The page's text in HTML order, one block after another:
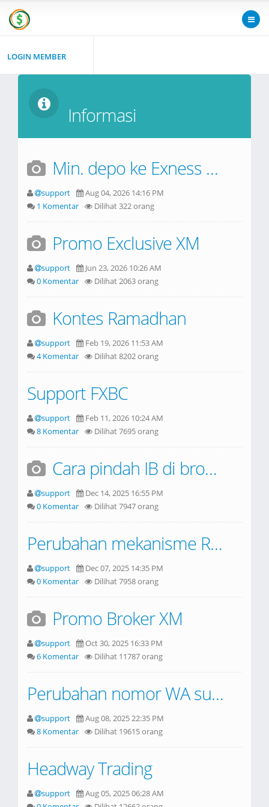
LOGIN MEMBER
Informasi
Min. depo ke Exness bukan $50, apalagi $100 !
support
Aug 04, 2026 14:16 PM
1 Komentar
Dilihat 322 orang
Promo Exclusive XM
support
Jun 23, 2026 10:26 AM
0 Komentar
Dilihat 2063 orang
Kontes Ramadhan
support
Feb 19, 2026 11:53 AM
4 Komentar
Dilihat 8202 orang
Support FXBC
support
Feb 11, 2026 10:24 AM
8 Komentar
Dilihat 7695 orang
Cara pindah IB di broker OctaFX (terbaru)
support
Dec 14, 2025 16:55 PM
0 Komentar
Dilihat 7947 orang
Perubahan mekanisme Rebate broker FBS
support
Dec 07, 2025 14:35 PM
0 Komentar
Dilihat 7958 orang
Promo Broker XM
support
Oct 30, 2025 16:33 PM
6 Komentar
Dilihat 11787 orang
Perubahan nomor WA support
support
Aug 08, 2025 22:35 PM
8 Komentar
Dilihat 19615 orang
Headway Trading
support
Aug 05, 2025 06:28 AM